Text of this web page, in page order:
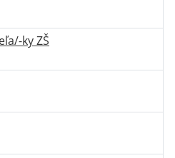
ky ZŠ